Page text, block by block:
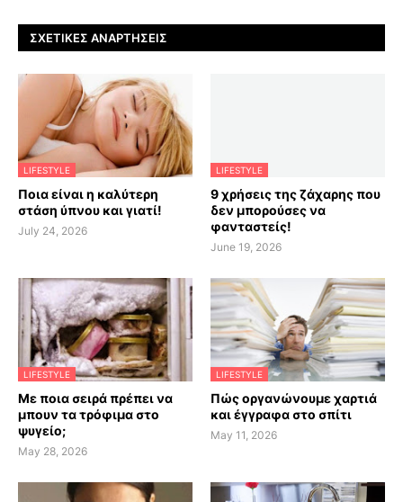
ΣΧΕΤΙΚΈΣ ΑΝΑΡΤΉΣΕΙΣ
LIFESTYLE
Ποια είναι η καλύτερη
στάση ύπνου και γιατί!
July 24, 2026
LIFESTYLE
9 χρήσεις της ζάχαρης που
δεν μπορούσες να
φανταστείς!
June 19, 2026
LIFESTYLE
Με ποια σειρά πρέπει να
μπουν τα τρόφιμα στο
ψυγείο;
May 28, 2026
LIFESTYLE
Πώς οργανώνουμε χαρτιά
και έγγραφα στο σπίτι
May 11, 2026